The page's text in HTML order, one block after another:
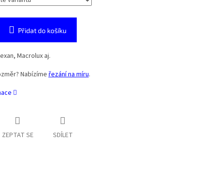
Přidat do košíku
Macrolux aj.
Nabízímeřezání na míru.
ZEPTAT SE SDÍLET